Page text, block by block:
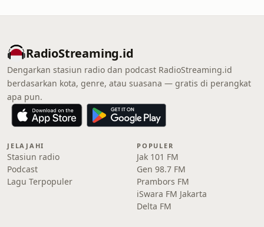
RadioStreaming.id
Dengarkan stasiun radio dan podcast RadioStreaming.id
berdasarkan kota, genre, atau suasana — gratis di perangkat
apa pun.
JELAJAHI
Stasiun radio
Podcast
Lagu Terpopuler
POPULER
Jak 101 FM
Gen 98.7 FM
Prambors FM
iSwara FM Jakarta
Delta FM